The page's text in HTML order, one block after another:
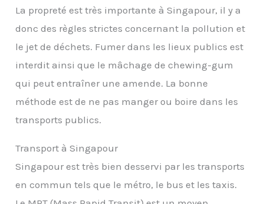
La propreté est très importante à Singapour, il y a
donc des règles strictes concernant la pollution et
le jet de déchets. Fumer dans les lieux publics est
interdit ainsi que le mâchage de chewing-gum
qui peut entraîner une amende. La bonne
méthode est de ne pas manger ou boire dans les
transports publics.
Transport à Singapour
Singapour est très bien desservi par les transports
en commun tels que le métro, le bus et les taxis.